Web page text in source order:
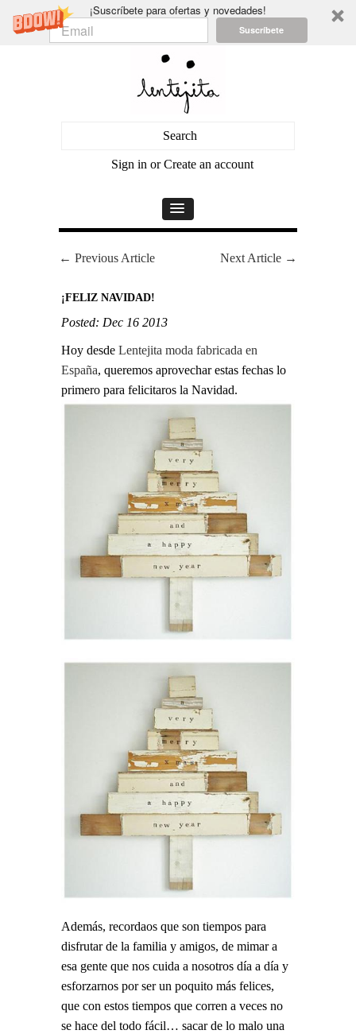
¡Suscríbete para ofertas y novedades!
Suscríbete
Sign in orCreate an account
← Previous Article Next Article →
¡FELIZ NAVIDAD!
Posted: Dec 16 2013
Hoy desdeLentejita moda fabricada en
España, queremos aprovechar estas fechas lo
primero para felicitaros la Navidad.
Además, recordaos que son tiempos para
disfrutar de la familia y amigos, de mimar a
esa gente que nos cuida a nosotros día a día y
esforzarnos por ser un poquito más felices,
que con estos tiempos que corren a veces no
se hace del todo fácil… sacar de lo malo una